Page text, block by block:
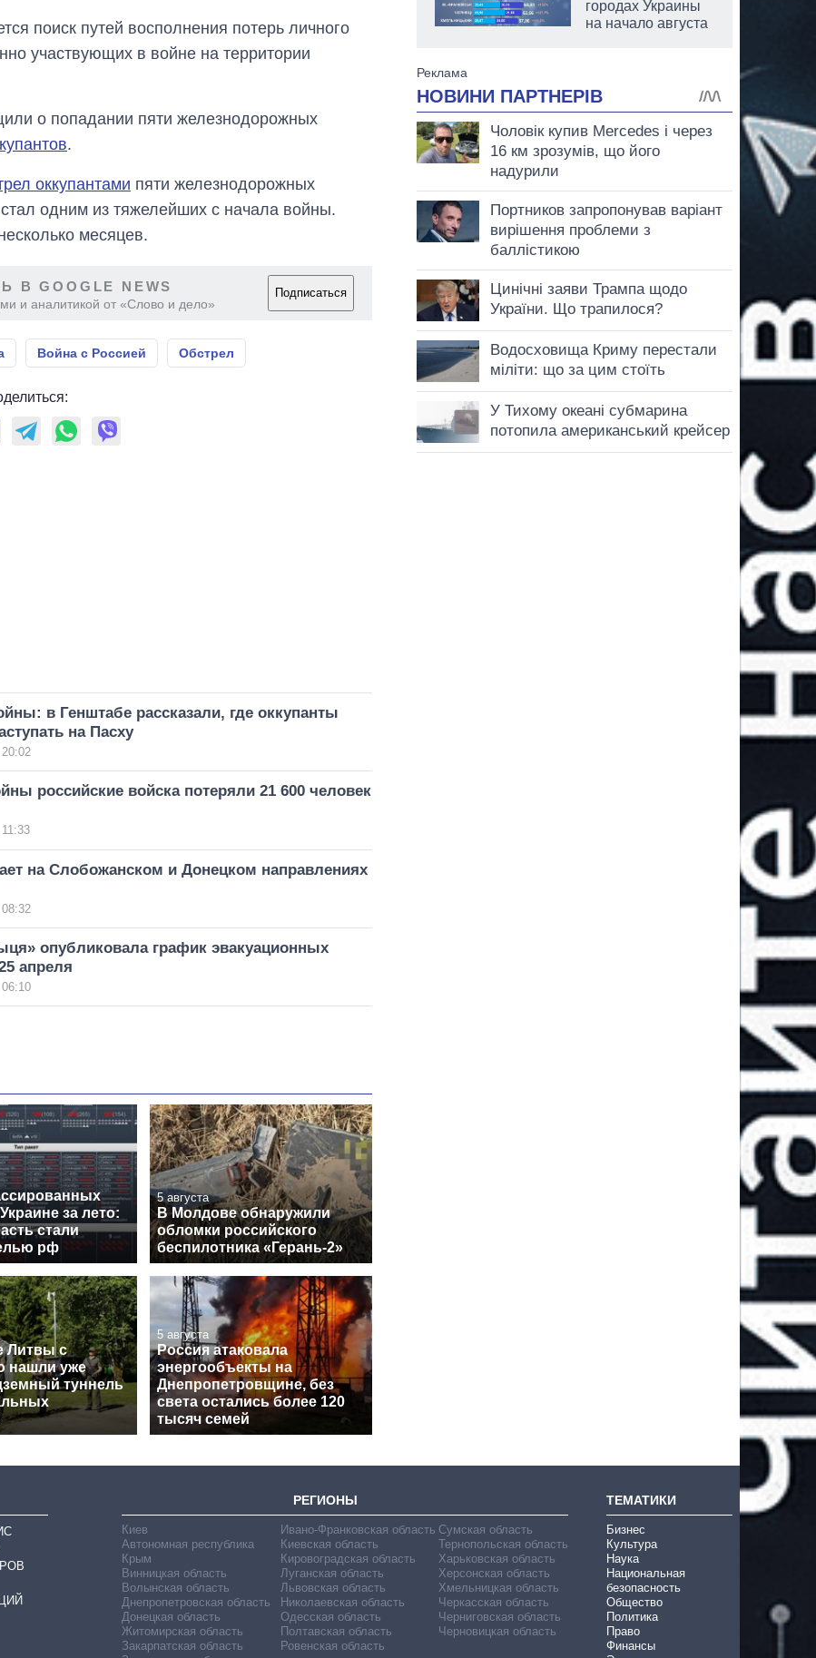
поиск путей восполнения потерь личного
участвующих в войне на территории
о попадании пяти железнодорожных
.
оккупантами пяти железнодорожных
одним из тяжелейших с начала войны.
месяцев.
GOOGLE NEWS
и аналитикой от «Слово и дело»
Подписаться
Война с Россией Обстрел
в Генштабе рассказали, где оккупанты
на Пасху
российские войска потеряли 21 600 человек
на Слобожанском и Донецком направлениях
опубликовала график эвакуационных
апреля
за лето:
стали
рф
5 августа
В Молдове обнаружили
обломки российского
беспилотника «Герань-2»
Литвы с
нашли уже
туннель
5 августа
Россия атаковала
энергообъекты на
Днепропетровщине, без
света остались более 120
тысяч семей
область стали
городах Украины
на начало августа
РЕГИОНЫ
Киев
Автономная республика
Крым
Винницкая область
Волынская область
Днепропетровская область
Донецкая область
Житомирская область
Закарпатская область
Ивано-Франковская область
Киевская область
Кировоградская область
Луганская область
Львовская область
Николаевская область
Одесская область
Полтавская область
Ровенская область
Сумская область
Тернопольская область
Харьковская область
Херсонская область
Хмельницкая область
Черкасская область
Черниговская область
Черновицкая область
ТЕМАТИКИ
Бизнес
Культура
Наука
Национальная
безопасность
Общество
Политика
Право
Финансы